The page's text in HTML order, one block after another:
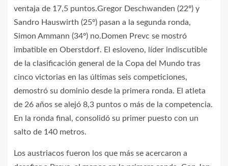
ventaja de 17,5 puntos.Gregor Deschwanden (22º) y
Sandro Hauswirth (25º) pasan a la segunda ronda,
Simon Ammann (34º) no.Domen Prevc se mostró
imbatible en Oberstdorf. El esloveno, líder indiscutible
de la clasificación general de la Copa del Mundo tras
cinco victorias en las últimas seis competiciones,
demostró su dominio desde la primera ronda. El atleta
de 26 años se alejó 8,3 puntos o más de la competencia.
En la ronda final, consolidó su primer puesto con un
salto de 140 metros.
Los austriacos fueron los que más se acercaron a